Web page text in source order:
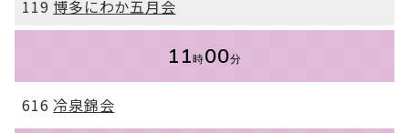
119 博多にわか五月会
11時00分
616 冷泉錦会